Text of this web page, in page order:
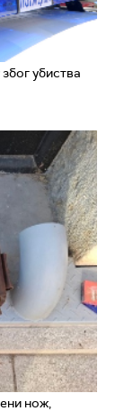
убиства
нож,